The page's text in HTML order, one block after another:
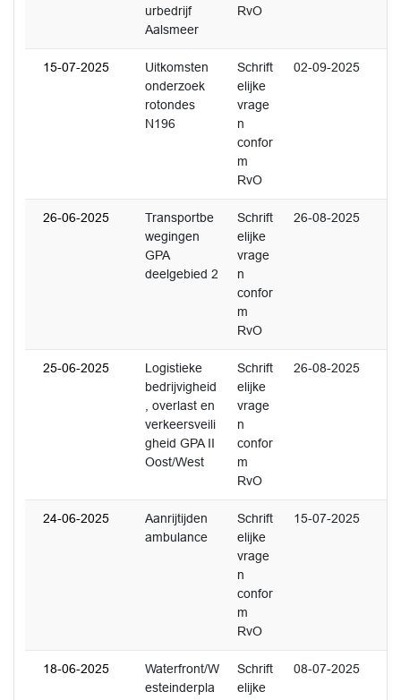
urbedrijf
Aalsmeer
RvO
15-07-2025
Uitkomsten
onderzoek
rotondes
N196
Schrift
elijke
vrage
n
confor
m
RvO
02-09-2025
26-06-2025
Transportbe
wegingen
GPA
deelgebied 2
Schrift
elijke
vrage
n
confor
m
RvO
26-08-2025
25-06-2025
Logistieke
bedrijvigheid
, overlast en
verkeersveili
gheid GPA II
Oost/West
Schrift
elijke
vrage
n
confor
m
RvO
26-08-2025
24-06-2025
Aanrijtijden
ambulance
Schrift
elijke
vrage
n
confor
m
RvO
15-07-2025
18-06-2025
Waterfront/W
esteinderpla
Schrift
elijke
08-07-2025